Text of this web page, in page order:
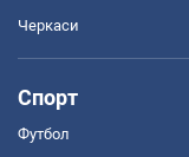
Черкаси
Спорт
Футбол